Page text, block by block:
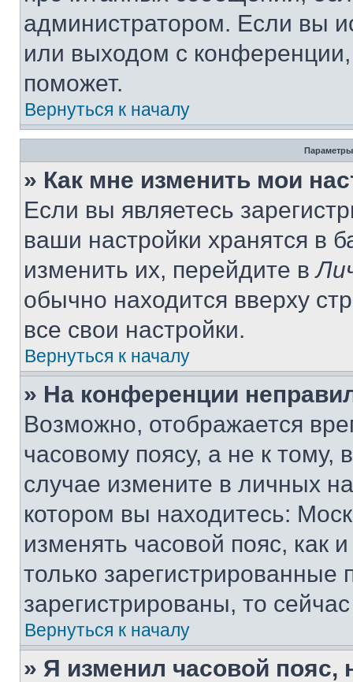
администратором. Если вы
или выходом с
поможет.
Вернуться к началу
Параметры
» Как мне изменить мои
Если вы являетесь
ваши настройки хранятся в
изменить их, перейдите в
обычно находится вверху
все свои настройки.
Вернуться к началу
» На конференции
Возможно, отображается
часовому поясу, а не к тому,
случае измените в личных
котором вы находитесь:
изменять часовой пояс, как
только
зарегистрированы, то
Вернуться к началу
» Я изменил часовой пояс,